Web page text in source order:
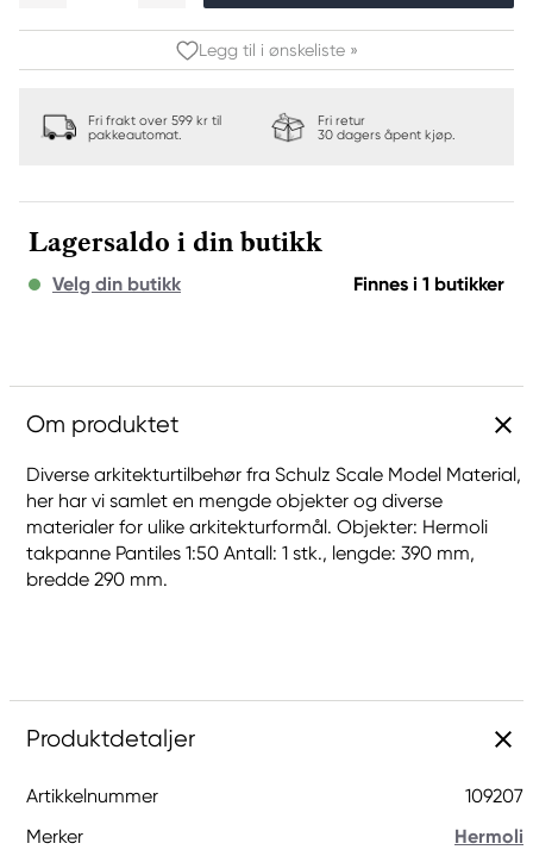
Legg til i ønskeliste »
Fri frakt over 599 kr til
pakkeautomat.
Fri retur
30 dagers åpent kjøp.
Lagersaldo i din butikk
Velg din butikk Finnes i 1 butikker
Om produktet
Diverse arkitekturtilbehør fra Schulz Scale Model Material,
her har vi samlet en mengde objekter og diverse
materialer for ulike arkitekturformål. Objekter: Hermoli
takpanne Pantiles 1:50 Antall: 1 stk., lengde: 390 mm,
bredde 290 mm.
Produktdetaljer
Artikkelnummer
109207
Merker
Hermoli